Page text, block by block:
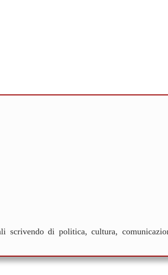
scrivendo di politica, cultura,